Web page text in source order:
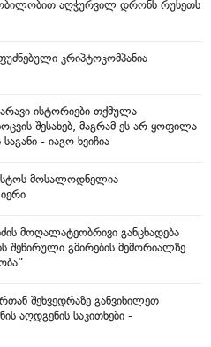
აღჭურვილ დრონს რუსეთს
კრიპტოკომპანია
ისტორიები თქმულა
შესახებ, მაგრამ ეს არ ყოფილა
- იაგო ხვიჩია
მოსალოდნელია
მოღალატეობრივი განცხადება
შეწირული გმირების მემორიალზე
შეხვედრაზე განვიხილეთ
აღდგენის საკითხები -